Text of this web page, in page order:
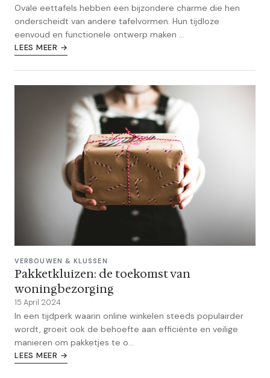
Ovale eettafels hebben een bijzondere charme die hen
onderscheidt van andere tafelvormen. Hun tijdloze
eenvoud en functionele ontwerp maken ...
LEES MEER →
VERBOUWEN & KLUSSEN
Pakketkluizen: de toekomst van
woningbezorging
15 April 2024
In een tijdperk waarin online winkelen steeds populairder
wordt, groeit ook de behoefte aan efficiënte en veilige
manieren om pakketjes te o...
LEES MEER →